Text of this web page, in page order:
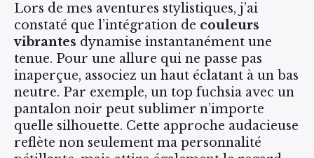
Lors de mes aventures stylistiques, j’ai
constaté que l’intégration de couleurs
vibrantes dynamise instantanément une
tenue. Pour une allure qui ne passe pas
inaperçue, associez un haut éclatant à un bas
neutre. Par exemple, un top fuchsia avec un
pantalon noir peut sublimer n’importe
quelle silhouette. Cette approche audacieuse
reflète non seulement ma personnalité